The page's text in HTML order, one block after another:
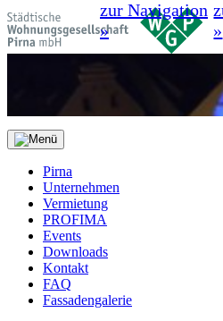
zur Navigation
»
»
Pirna
Unternehmen
Vermietung
PROFIMA
Events
Downloads
Kontakt
FAQ
Fassadengalerie